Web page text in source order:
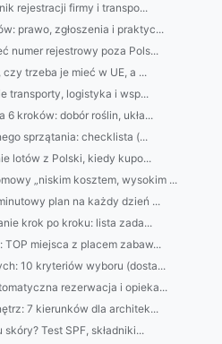
rejestracji firmy i transpo...
prawo, zgłoszenia i praktyc...
numer rejestrowy poza Pols...
trzeba je mieć w UE, a ...
transporty, logistyka i wsp...
6 kroków: dobór roślin, ukła...
sprzątania: checklista (...
lotów z Polski, kiedy kupo...
„niskim kosztem, wysokim ...
plan na każdy dzień ...
krok po kroku: lista zada...
TOP miejsca z placem zabaw...
10 kryteriów wyboru (dosta...
rezerwacja i opieka...
7 kierunków dla architek...
Test SPF, składniki...